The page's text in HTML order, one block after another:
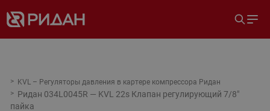
KVL – Регуляторы давления в картере компрессора Ридан
Ридан 034L0045R — KVL 22s Клапан регулирующий 7/8"
пайка